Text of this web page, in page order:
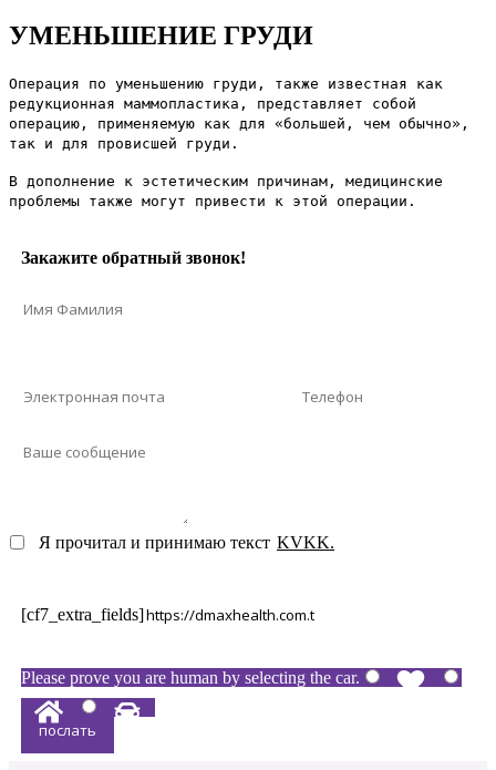
УМЕНЬШЕНИЕ ГРУДИ
Операция по уменьшению груди, также известная как
редукционная маммопластика, представляет собой
операцию, применяемую как для «большей, чем обычно»,
так и для провисшей груди.
В дополнение к эстетическим причинам, медицинские
проблемы также могут привести к этой операции.
Закажите обратный звонок!
Я прочитал и принимаю текст KVKK.
[cf7_extra_fields]
Please prove you are human by selecting the car.